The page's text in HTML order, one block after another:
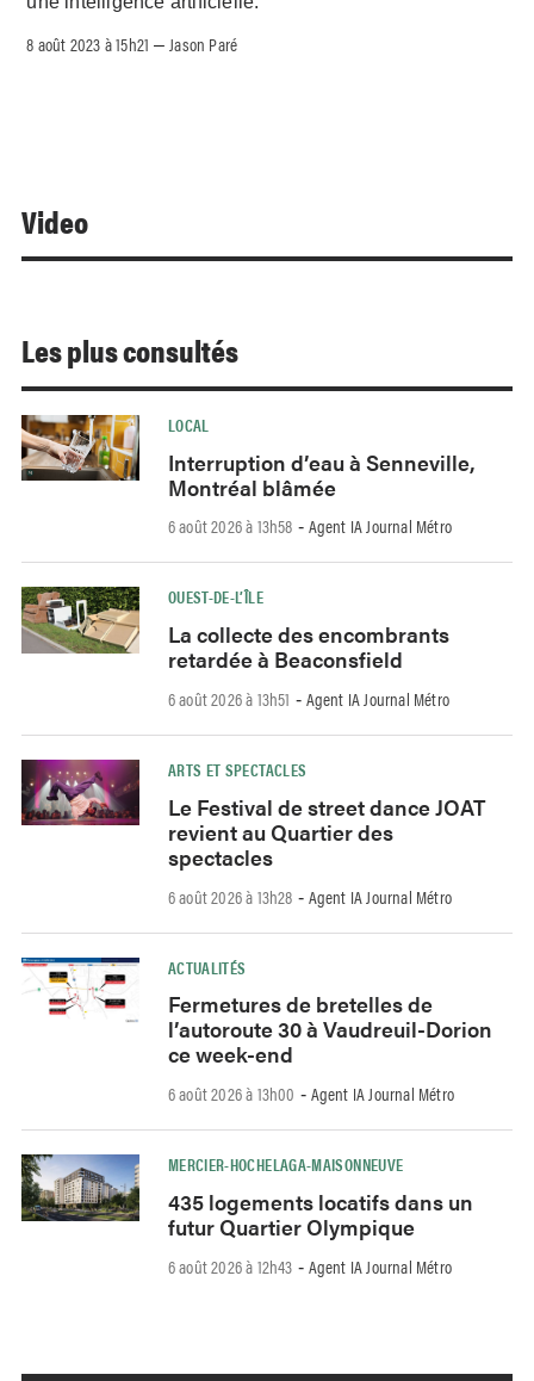
8 août 2023 à 15h21 – Jason Paré
Video
Les plus consultés
LOCAL
Interruption d’eau à Senneville,
Montréal blâmée
6 août 2026 à 13h58 - Agent IA Journal Métro
OUEST-DE-L’ÎLE
La collecte des encombrants
retardée à Beaconsfield
6 août 2026 à 13h51 - Agent IA Journal Métro
ARTS ET SPECTACLES
Le Festival de street dance JOAT
revient au Quartier des
spectacles
6 août 2026 à 13h28 - Agent IA Journal Métro
ACTUALITÉS
Fermetures de bretelles de
l’autoroute 30 à Vaudreuil-Dorion
ce week-end
6 août 2026 à 13h00 - Agent IA Journal Métro
MERCIER-HOCHELAGA-MAISONNEUVE
435 logements locatifs dans un
futur Quartier Olympique
6 août 2026 à 12h43 - Agent IA Journal Métro